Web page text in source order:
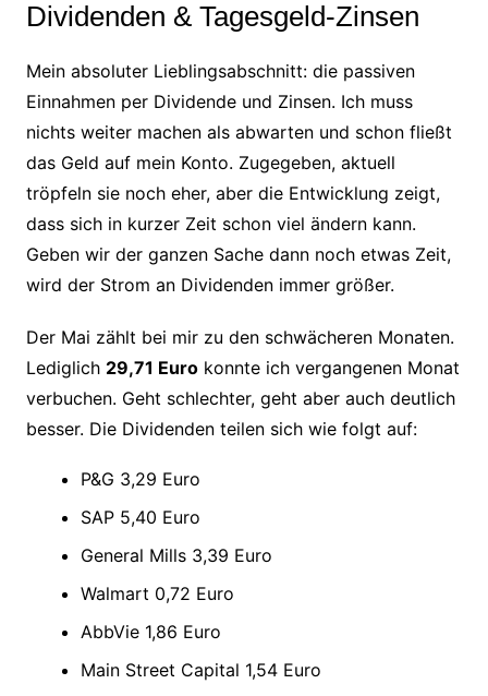
Dividenden & Tagesgeld-Zinsen
Mein absoluter Lieblingsabschnitt: die passiven
Einnahmen per Dividende und Zinsen. Ich muss
nichts weiter machen als abwarten und schon fließt
das Geld auf mein Konto. Zugegeben, aktuell
tröpfeln sie noch eher, aber die Entwicklung zeigt,
dass sich in kurzer Zeit schon viel ändern kann.
Geben wir der ganzen Sache dann noch etwas Zeit,
wird der Strom an Dividenden immer größer.
Der Mai zählt bei mir zu den schwächeren Monaten.
Lediglich 29,71 Eurokonnte ich vergangenen Monat
verbuchen. Geht schlechter, geht aber auch deutlich
besser. Die Dividenden teilen sich wie folgt auf:
P&G 3,29 Euro
SAP 5,40 Euro
General Mills 3,39 Euro
Walmart 0,72 Euro
AbbVie 1,86 Euro
Main Street Capital 1,54 Euro